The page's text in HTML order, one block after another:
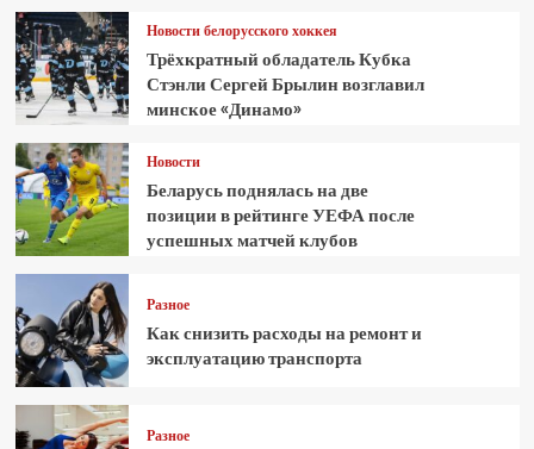
Новости белорусского хоккея
Трёхкратный обладатель Кубка
Стэнли Сергей Брылин возглавил
минское «Динамо»
Новости
Беларусь поднялась на две
позиции в рейтинге УЕФА после
успешных матчей клубов
Разное
Как снизить расходы на ремонт и
эксплуатацию транспорта
Разное